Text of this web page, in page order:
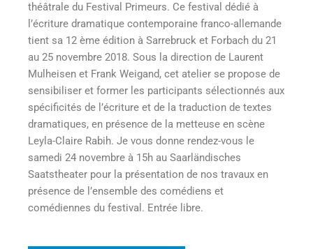
théâtrale du Festival Primeurs. Ce festival dédié à
l’écriture dramatique contemporaine franco-allemande
tient sa 12 ème édition à Sarrebruck et Forbach du 21
au 25 novembre 2018. Sous la direction de Laurent
Mulheisen et Frank Weigand, cet atelier se propose de
sensibiliser et former les participants sélectionnés aux
spécificités de l’écriture et de la traduction de textes
dramatiques, en présence de la metteuse en scène
Leyla-Claire Rabih. Je vous donne rendez-vous le
samedi 24 novembre à 15h au Saarländisches
Saatstheater pour la présentation de nos travaux en
présence de l’ensemble des comédiens et
comédiennes du festival. Entrée libre.